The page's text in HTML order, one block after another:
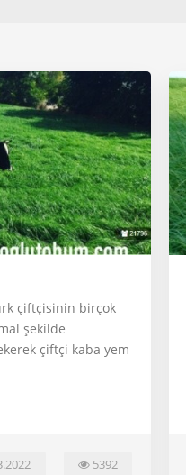
çiftçisinin birçok
şekilde
çiftçi kaba yem
5392